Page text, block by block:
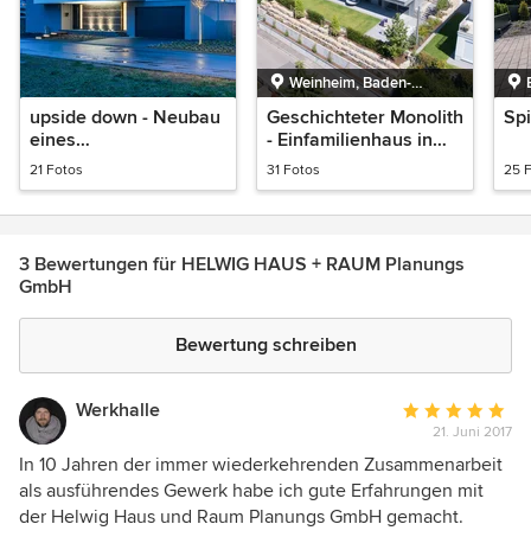
upside down - Neubau
eines
Einfamilienhauses
21 Fotos
Weinheim, Baden-
Württemberg
Geschichteter Monolith
- Einfamilienhaus in
Weinheim
31 Fotos 25
3 Bewertungen für HELWIG HAUS + RAUM Planungs
GmbH
Bewertung schreiben
Werkhalle
Bewertung:
5
von
5
21. Juni 2017
In 10 Jahren der immer wiederkehrenden Zusammenarbeit
als ausführendes Gewerk habe ich gute Erfahrungen mit
der Helwig Haus und Raum Planungs GmbH gemacht.